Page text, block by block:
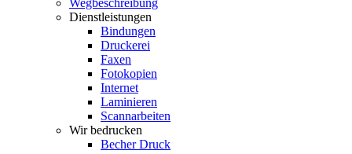
Wegbeschreibung
Dienstleistungen
Bindungen
Druckerei
Faxen
Fotokopien
Internet
Laminieren
Scannarbeiten
Wir bedrucken
Becher Druck